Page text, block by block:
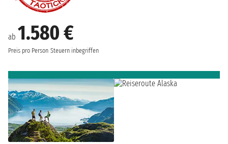
ab 1.580 €
Preis pro Person Steuern inbegriffen